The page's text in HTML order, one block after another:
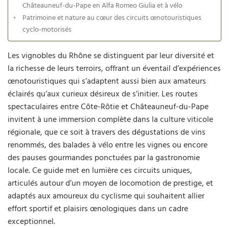
Châteauneuf-du-Pape en Alfa Romeo Giulia et à vélo
Patrimoine et nature au cœur des circuits œnotouristiques
cyclo-motorisés
Les vignobles du Rhône se distinguent par leur diversité et
la richesse de leurs terroirs, offrant un éventail d’expériences
œnotouristiques qui s’adaptent aussi bien aux amateurs
éclairés qu’aux curieux désireux de s’initier. Les routes
spectaculaires entre Côte-Rôtie et Châteauneuf-du-Pape
invitent à une immersion complète dans la culture viticole
régionale, que ce soit à travers des dégustations de vins
renommés, des balades à vélo entre les vignes ou encore
des pauses gourmandes ponctuées par la gastronomie
locale. Ce guide met en lumière ces circuits uniques,
articulés autour d’un moyen de locomotion de prestige, et
adaptés aux amoureux du cyclisme qui souhaitent allier
effort sportif et plaisirs œnologiques dans un cadre
exceptionnel.